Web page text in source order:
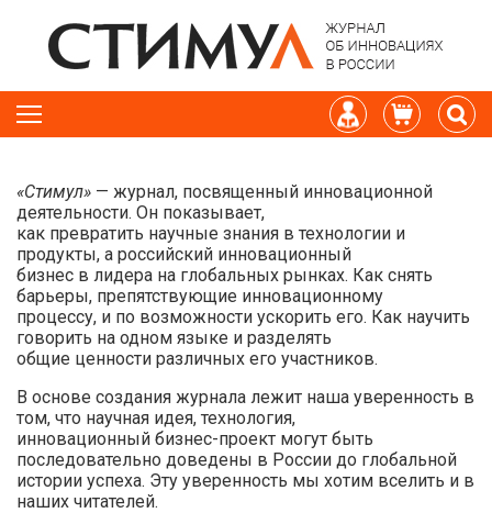
«Стимул» — журнал, посвященный инновационной
деятельности. Он показывает,
как превратить научные знания в технологии и
продукты, а российский инновационный
бизнес в лидера на глобальных рынках. Как снять
барьеры, препятствующие инновационному
процессу, и по возможности ускорить его. Как научить
говорить на одном языке и разделять
общие ценности различных его участников.
В основе создания журнала лежит наша уверенность в
том, что научная идея, технология,
инновационный бизнес-проект могут быть
последовательно доведены в России до глобальной
истории успеха. Эту уверенность мы хотим вселить и в
наших читателей.